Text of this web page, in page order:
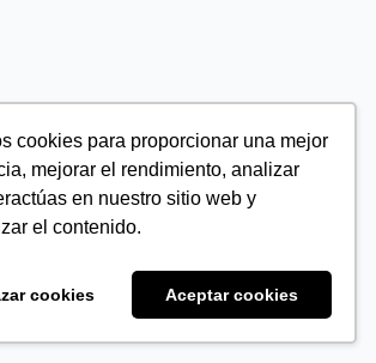
cookies para proporcionar una mejor
mejorar el rendimiento, analizar
en nuestro sitio web y
el contenido.
cookies Aceptar cookies